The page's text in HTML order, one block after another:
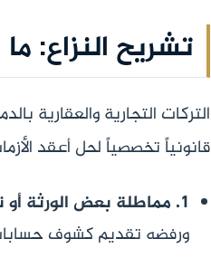
تشريح النزاع:
التركات التجارية
قانونياً تخصصياً لحل أعقد
1. مماطلة بعض الورثة أو نظار التركات:
ورفضه تقديم كشوف